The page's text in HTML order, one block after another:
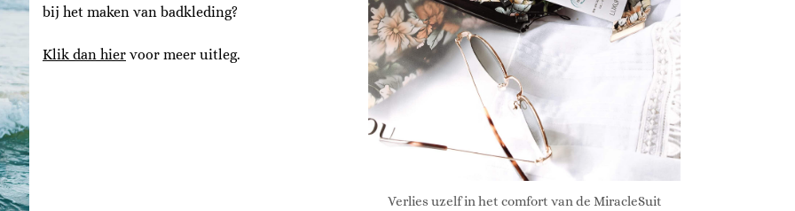
bij het maken van badkleding?
Klik dan hiervoor meer uitleg.
Verlies uzelf in het comfort van de MiracleSuit